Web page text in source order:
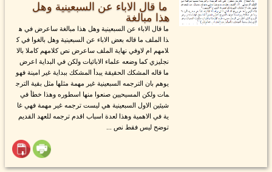
ما قال الاباء عن السبعينية وهل
هذا مبالغة
ما قال الاباء عن السبعينية وهل هذا مبالغة ساعرض في ه
ذا الملف ما قاله بعض الاباء عن السبعينية وهل بالغوا في ك
لامهم ام لاوفي نهاية الملف ساعرض نص كلامهم كاملا بالا
نجليزي كما وضعه علماء الابائيات ولكن في البداية اعرض
ما قاله المشكك الحقيقة يبدأ المشكك ببداية غير امينة فهو
يوهم بان الترجمه السبعينية غير مهمة مثلها مثل بقية الترج
مات ولكن المسيحيين صنعوا منها اسطوره وهذا خطأ في
شيئين الاول السبعينية هي ليست ترجمه غير مهمة فهي غا
ية في الاهمية وهذا لعدة اسباب اقدم ترجمه للعهد القديم
توضح ليس فقط نص ...